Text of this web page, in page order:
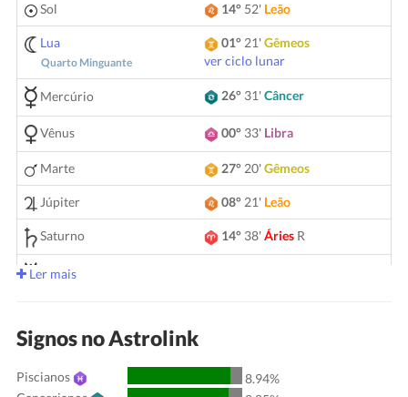
Sol 14° 52' Leão
Lua
Quarto Minguante
01°21'Gêmeos
ver ciclo lunar
Mercúrio 26° 31'Câncer
Vênus 00° 33' Libra
Marte 27°20'Gêmeos
Júpiter 08°21' Leão
Saturno 14° 38'Áries R
Urano
Plutão
Quiron 51'Touro
Ler mais
Signos no Astrolink
Piscianos
8.94%